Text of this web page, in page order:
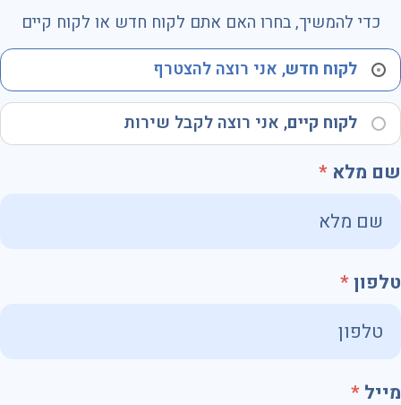
כדי להמשיך, בחרו האם אתם לקוח חדש או לקוח קיים
לקוח חדש, אני רוצה להצטרף
לקוח קיים, אני רוצה לקבל שירות
שם מלא
טלפון
מייל